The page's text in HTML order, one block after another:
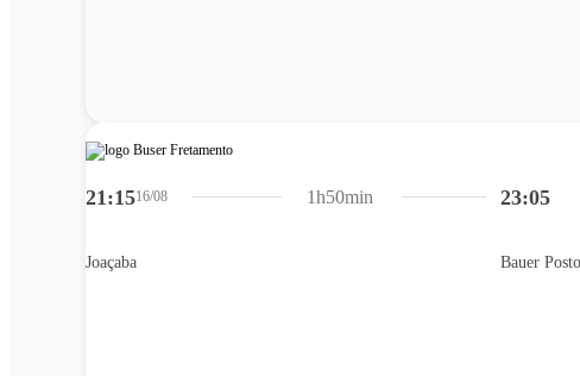
21:1516/08
Joaçaba
23:05
Bauer
1h50min